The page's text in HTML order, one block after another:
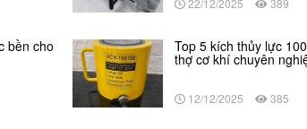
22/12/2025 389
bền cho Top 5 kích thủy lực
thợ cơ khí chuyên
12/12/2025 385